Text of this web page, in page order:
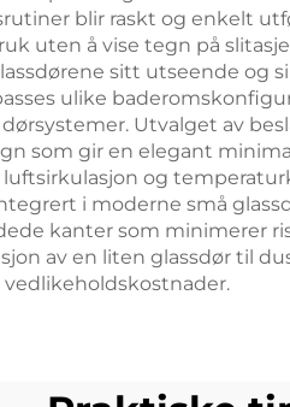
blir raskt og enkelt
uten å vise tegn på
sitt utseende og
ulike
Utvalget av
som gir en elegant
og
i moderne små
kanter som minimerer
av en liten glassdør til